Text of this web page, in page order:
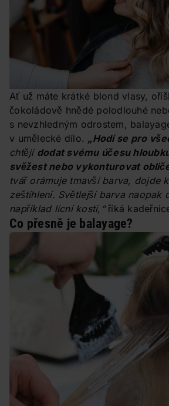
Ať už máte krátké blond vlasy,
čokoládově hnědé polodlouhé
s nevzhledným odrostem,
v umělecké dílo. „Hodí se pro
chtějí dodat svému účesu
svěžest nebo vykonturovat
tvář orámuje tmavší barva, dojde
zeštíhlení. Světlejší barva naopak
například lícní kosti,“říká
Co přesně je balayage?